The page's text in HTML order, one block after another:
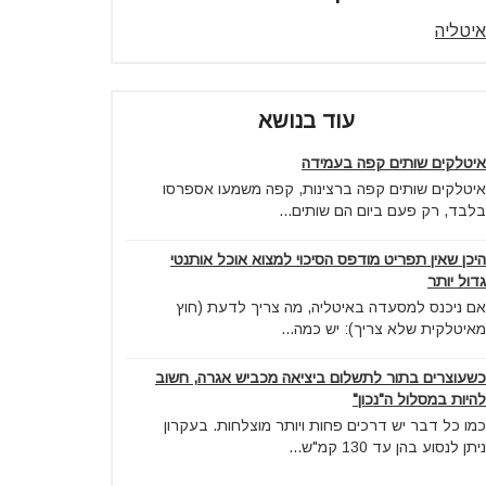
איטליה
עוד בנושא
איטלקים שותים קפה בעמידה
איטלקים שותים קפה ברצינות, קפה משמעו אספרסו
בלבד, רק פעם ביום הם שותים...
היכן שאין תפריט מודפס הסיכוי למצוא אוכל אותנטי
גדול יותר
אם ניכנס למסעדה באיטליה, מה צריך לדעת (חוץ
מאיטלקית שלא צריך): יש כמה...
כשעוצרים בתור לתשלום ביציאה מכביש אגרה, חשוב
להיות במסלול ה"נכון"
כמו כל דבר יש דרכים פחות ויותר מוצלחות. בעקרון
ניתן לנסוע בהן עד 130 קמ"ש...